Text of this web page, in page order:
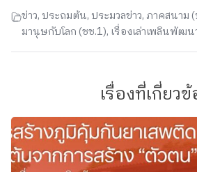
ข่าว, ประถมต้น, ประมวลข่าว, ภาคสนาม
มานุษกับโลก (ชช.1), เรื่องเล่าเพลินพัฒน
เรื่องที่เกี่ยว